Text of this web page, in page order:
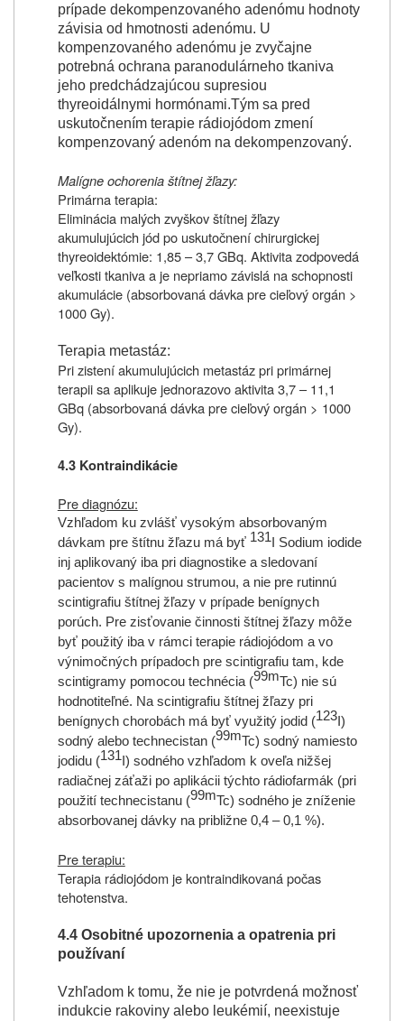
prípade dekompenzovaného adenómu hodnoty
závisia od hmotnosti adenómu. U
kompenzovaného adenómu je zvyčajne
potrebná ochrana paranodulárneho tkaniva
jeho predchádzajúcou supresiou
thyreoidálnymi hormónami.Tým sa pred
uskutočnením terapie rádiojódom zmení
kompenzovaný adenóm na dekompenzovaný.
Malígne ochorenia štítnej žľazy:
Primárna terapia:
Eliminácia malých zvyškov štítnej žľazy
akumulujúcich jód po uskutočnení chirurgickej
thyreoidektómie: 1,85 – 3,7 GBq. Aktivita zodpovedá
veľkosti tkaniva a je nepriamo závislá na schopnosti
akumulácie (absorbovaná dávka pre cieľový orgán >
1000 Gy).
Terapia metastáz:
Pri zistení akumulujúcich metastáz pri primárnej
terapii sa aplikuje jednorazovo aktivita 3,7 – 11,1
GBq (absorbovaná dávka pre cieľový orgán > 1000
Gy).
4.3 Kontraindikácie
Pre diagnózu:
Vzhľadom ku zvlášť vysokým absorbovaným
dávkam pre štítnu žľazu má byť 131I Sodium iodide
inj aplikovaný iba pri diagnostike a sledovaní
pacientov s malígnou strumou, a nie pre rutinnú
scintigrafiu štítnej žľazy v prípade benígnych
porúch. Pre zisťovanie činnosti štítnej žľazy môže
byť použitý iba v rámci terapie rádiojódom a vo
výnimočných prípadoch pre scintigrafiu tam, kde
scintigramy pomocou technécia (99mTc) nie sú
hodnotiteľné. Na scintigrafiu štítnej žľazy pri
benígnych chorobách má byť využitý jodid (123I)
sodný alebo technecistan (99mTc) sodný namiesto
jodidu (131I) sodného vzhľadom k oveľa nižšej
radiačnej záťaži po aplikácii týchto rádiofarmák (pri
použití technecistanu (99mTc) sodného je zníženie
absorbovanej dávky na približne 0,4 – 0,1 %).
Pre terapiu:
Terapia rádiojódom je kontraindikovaná počas
tehotenstva.
4.4 Osobitné upozornenia a opatrenia pri
používaní
Vzhľadom k tomu, že nie je potvrdená možnosť
indukcie rakoviny alebo leukémií, neexistuje